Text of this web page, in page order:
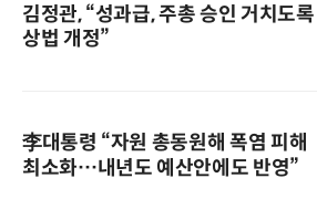
김정관, “성과급, 주총 승인 거치도록
상법 개정”
李대통령 “자원 총동원해 폭염 피해
최소화…내년도 예산안에도 반영”